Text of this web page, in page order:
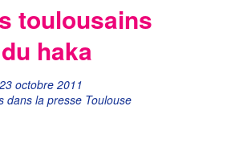
toulousains
haka
23 octobre 2011
dans la presse Toulouse